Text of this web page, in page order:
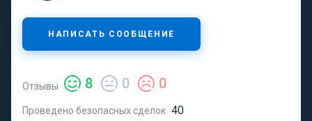
НАПИСАТЬ СООБЩЕНИЕ
Отзывы 8 0 0
Проведено безопасных сделок 40